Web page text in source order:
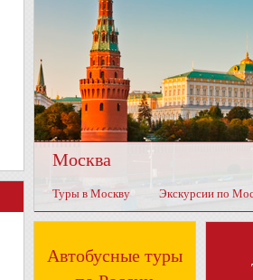
Москва
Туры в Москву Экскурсии по
Автобусные туры